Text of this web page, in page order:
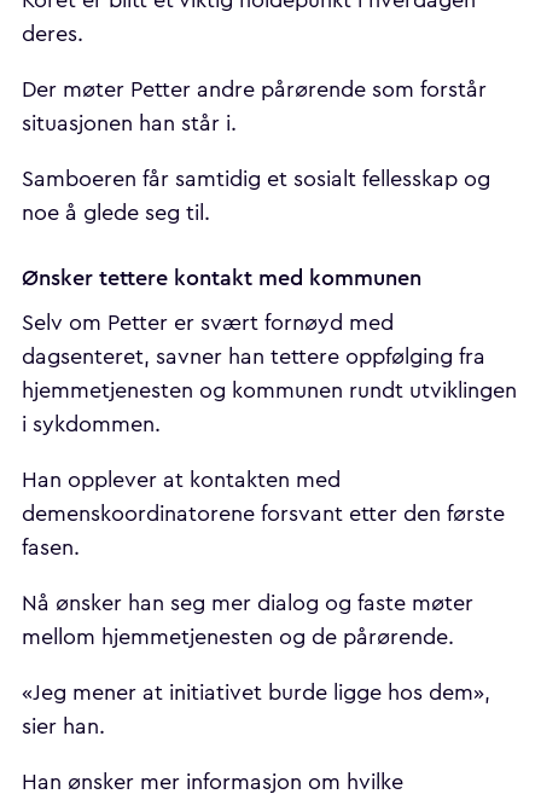
deres.
Der møter Petter andre pårørende som forstår
situasjonen han står i.
Samboeren får samtidig et sosialt fellesskap og
noe å glede seg til.
Ønsker tettere kontakt med kommunen
Selv om Petter er svært fornøyd med
dagsenteret, savner han tettere oppfølging fra
hjemmetjenesten og kommunen rundt utviklingen
i sykdommen.
Han opplever at kontakten med
demenskoordinatorene forsvant etter den første
fasen.
Nå ønsker han seg mer dialog og faste møter
mellom hjemmetjenesten og de pårørende.
«Jeg mener at initiativet burde ligge hos dem»,
sier han.
Han ønsker mer informasjon om hvilke